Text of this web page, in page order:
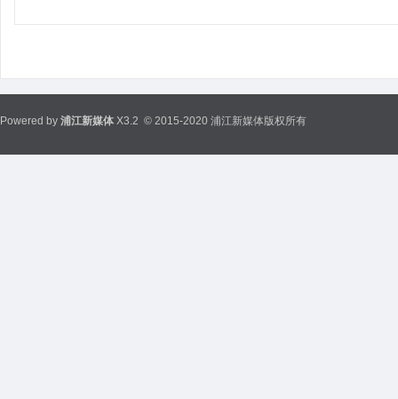
Powered by 浦江新媒体 X3.2 © 2015-2020 浦江新媒体版权所有